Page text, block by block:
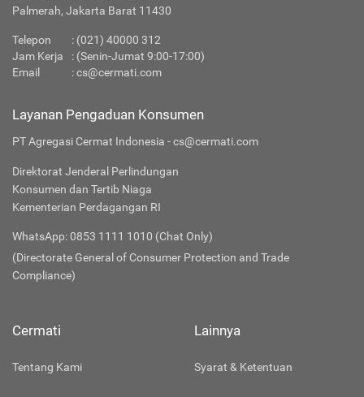
Palmerah, Jakarta Barat 11430
Telepon : (021) 40000 312
Jam Kerja
: (Senin-Jumat 9:00-17:00)
Email
:cs@cermati.com
Layanan Pengaduan Konsumen
PT Agregasi Cermat Indonesia - cs@cermati.com
Direktorat Jenderal Perlindungan
Konsumen dan Tertib Niaga
Kementerian Perdagangan RI
WhatsApp: 0853 1111 1010 (Chat Only)
(Directorate General of Consumer Protection and Trade
Compliance)
Cermati
Tentang Kami
Lainnya
Syarat & Ketentuan